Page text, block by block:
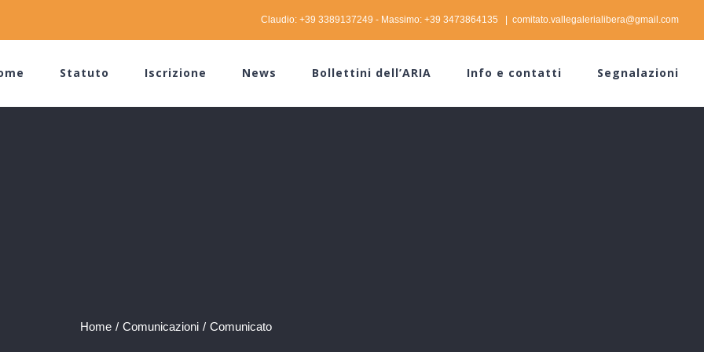
Claudio: +39 3389137249 - Massimo: +39 3473864135 comitato.vallegalerialibera@gmail.com
Statuto Iscrizione News Bollettini dell’ARIA Info e contatti Segnalazioni
Home / Comunicazioni / Comunicato